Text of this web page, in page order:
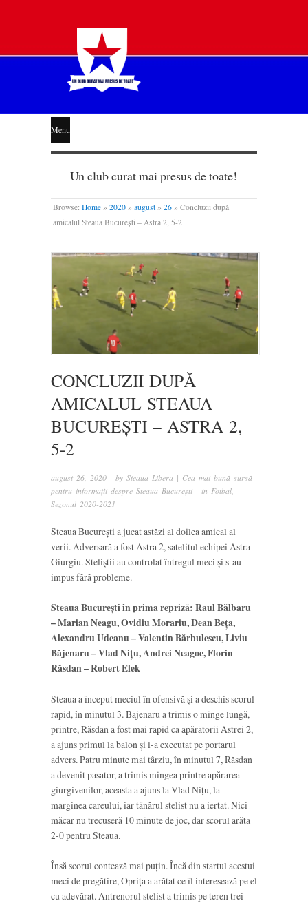
STEAUA
LIBERĂ
Menu
Un club curat mai presus de toate!
Browse: Home » 2020 » august » 26 » Concluzii după
amicalul Steaua București – Astra 2, 5-2
CONCLUZII DUPĂ
AMICALUL STEAUA
BUCUREȘTI – ASTRA 2,
5-2
august 26, 2020 · by Steaua Libera | Cea mai bună sursă
pentru informații despre Steaua București · in Fotbal,
Sezonul 2020-2021
Steaua București a jucat astăzi al doilea amical al
verii. Adversară a fost Astra 2, satelitul echipei Astra
Giurgiu. Steliștii au controlat întregul meci și s-au
impus fără probleme.
Steaua București în prima repriză: Raul Bălbaru
– Marian Neagu, Ovidiu Morariu, Dean Beța,
Alexandru Udeanu – Valentin Bărbulescu, Liviu
Băjenaru – Vlad Nițu, Andrei Neagoe, Florin
Răsdan – Robert Elek
Steaua a început meciul în ofensivă și a deschis scorul
rapid, în minutul 3. Băjenaru a trimis o minge lungă,
printre, Răsdan a fost mai rapid ca apărătorii Astrei 2,
a ajuns primul la balon și l-a executat pe portarul
advers. Patru minute mai târziu, în minutul 7, Răsdan
a devenit pasator, a trimis mingea printre apărarea
giurgivenilor, aceasta a ajuns la Vlad Nițu, la
marginea careului, iar tânărul stelist nu a iertat. Nici
măcar nu trecuseră 10 minute de joc, dar scorul arăta
2-0 pentru Steaua.
Însă scorul contează mai puțin. Încă din startul acestui
meci de pregătire, Oprița a arătat ce îl interesează pe el
cu adevărat. Antrenorul stelist a trimis pe teren trei